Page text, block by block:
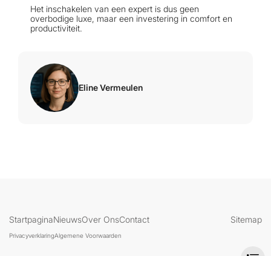
Het inschakelen van een expert is dus geen
overbodige luxe, maar een investering in comfort en
productiviteit.
Eline Vermeulen
StartpaginaNieuwsOver OnsContact Sitemap
PrivacyverklaringAlgemene Voorwaarden